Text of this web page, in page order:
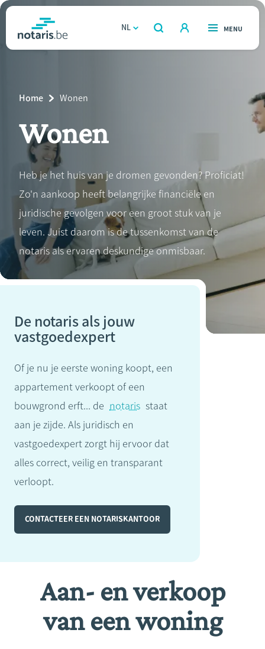
Overslaan
naar
gaan
notaris.behomepage
NL
OPEN
ZOEKEN
OPEN
MENU
Erven & schenken
Ondernemen
Over de notaris
Rekenmodules
Breadcrumb
Home
Current
Wonen
Wonen
Heb je het huis van je dromen gevonden? Proficiat!
Zo'n aankoop heeft belangrijke financiële en
juridische gevolgen voor een groot stuk van je
leven. Juist daarom is de tussenkomst van de
notaris als ervaren deskundige onmisbaar.
De notaris als jouw
vastgoedexpert
Of je nu je eerste woning koopt, een
appartement verkoopt of een
bouwgrond erft... de notaris staat
aan je zijde. Als juridisch en
vastgoedexpert zorgt hij ervoor dat
alles correct, veilig en transparant
verloopt.
CONTACTEER EEN NOTARISKANTOOR
Aan- en verkoop
van een woning